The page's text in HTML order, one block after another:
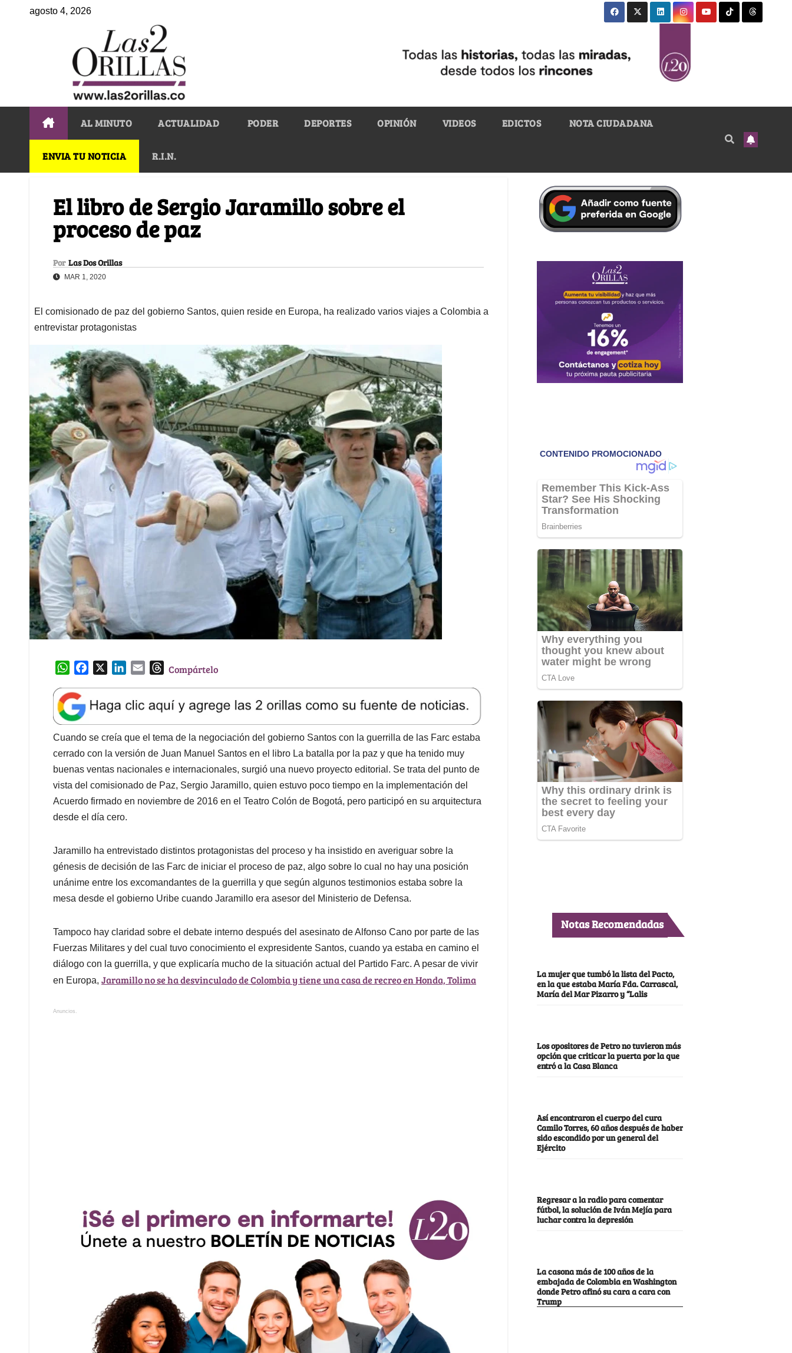
agosto 4, 2026
AL MINUTO ACTUALIDAD PODER DEPORTES OPINIÓN VIDEOS EDICTOS NOTA CIUDADANA
ENVIA TU NOTICIA R.I.N.
El libro de Sergio Jaramillo sobre el
proceso de paz
Por Las Dos Orillas
MAR 1, 2020
El comisionado de paz del gobierno Santos, quien reside en Europa, ha realizado varios viajes a Colombia a
entrevistar protagonistas
W
a
t
s
A
p
p
e
b
o
o
k
k
e
d
I
n
l
T
e
a
d
s
Compártelo
Cuando se creía que el tema de la negociación del gobierno Santos con la guerrilla de las Farc estaba
cerrado con la versión de Juan Manuel Santos en el libro La batalla por la paz y que ha tenido muy
buenas ventas nacionales e internacionales, surgió una nuevo proyecto editorial. Se trata del punto de
vista del comisionado de Paz, Sergio Jaramillo, quien estuvo poco tiempo en la implementación del
Acuerdo firmado en noviembre de 2016 en el Teatro Colón de Bogotá, pero participó en su arquitectura
desde el día cero.
Jaramillo ha entrevistado distintos protagonistas del proceso y ha insistido en averiguar sobre la
génesis de decisión de las Farc de iniciar el proceso de paz, algo sobre lo cual no hay una posición
unánime entre los excomandantes de la guerrilla y que según algunos testimonios estaba sobre la
mesa desde el gobierno Uribe cuando Jaramillo era asesor del Ministerio de Defensa.
Tampoco hay claridad sobre el debate interno después del asesinato de Alfonso Cano por parte de las
Fuerzas Militares y del cual tuvo conocimiento el expresidente Santos, cuando ya estaba en camino el
diálogo con la guerrilla, y que explicaría mucho de la situación actual del Partido Farc. A pesar de vivir
en Europa, Jaramillo no se ha desvinculado de Colombia y tiene una casa de recreo en Honda, Tolima
Anuncios.
Notas Recomendadas
La mujer que tumbó la lista del Pacto,
en la que estaba María Fda. Carrascal,
María del Mar Pizarro y “Lalis
Los opositores de Petro no tuvieron más
opción que criticar la puerta por la que
entró a la Casa Blanca
Así encontraron el cuerpo del cura
Camilo Torres, 60 años después de haber
sido escondido por un general del
Ejército
Regresar a la radio para comentar
fútbol, la solución de Iván Mejía para
luchar contra la depresión
La casona más de 100 años de la
embajada de Colombia en Washington
donde Petro afinó su cara a cara con
Trump